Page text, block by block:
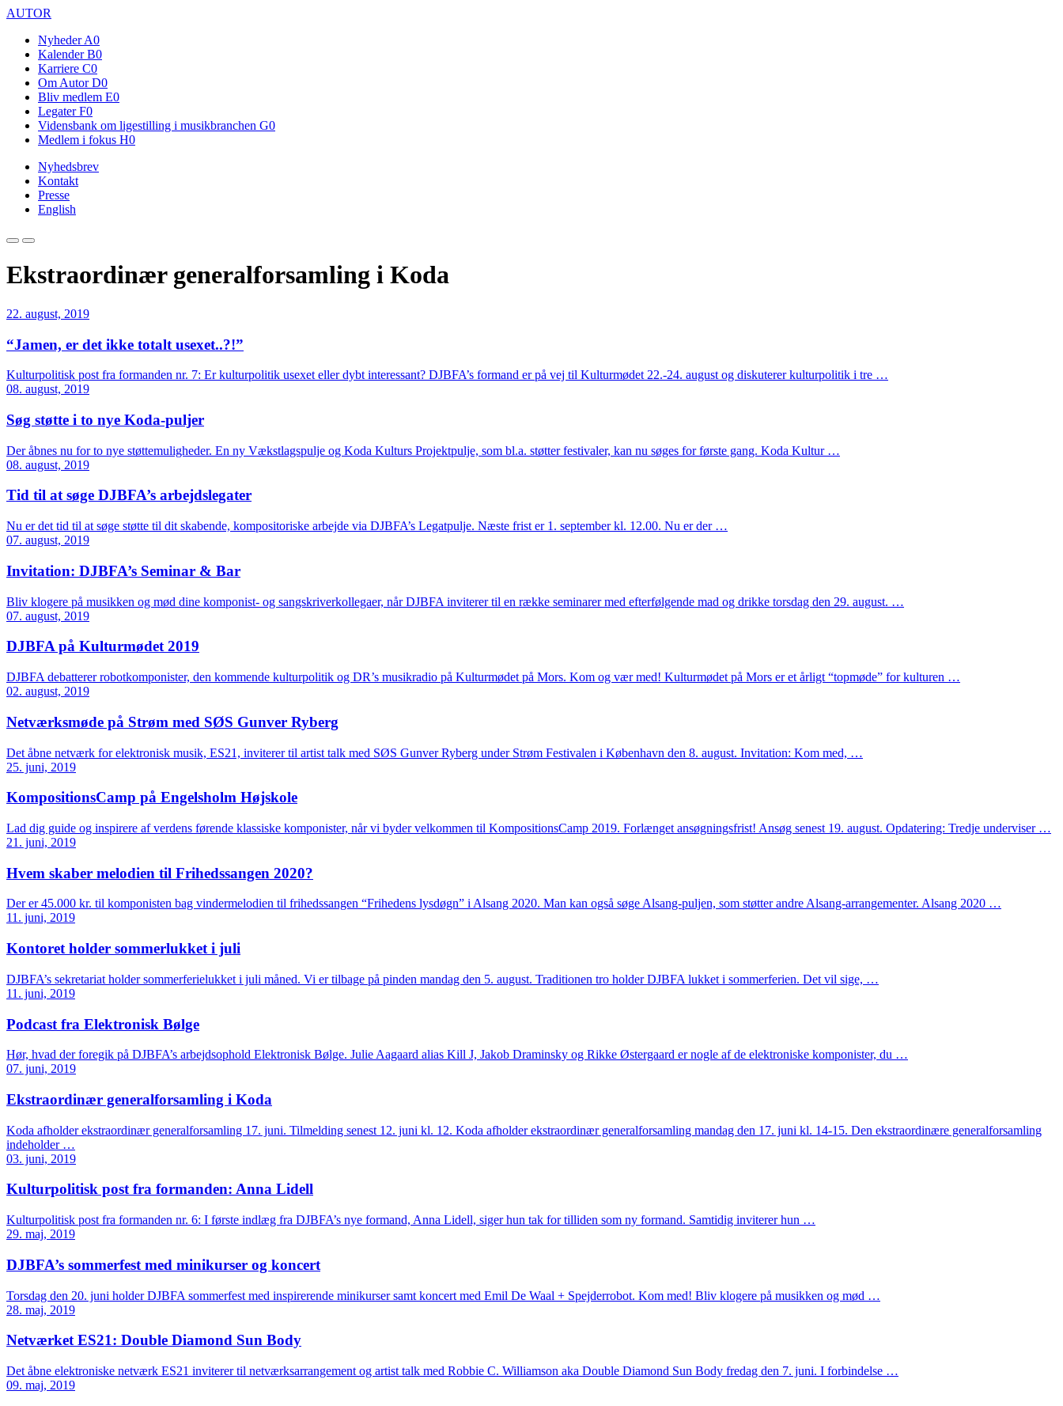
AUTOR
Nyheder A0
Kalender B0
Karriere C0
Om Autor D0
Bliv medlem E0
Legater F0
Vidensbank om ligestilling i musikbranchen G0
Medlem i fokus H0
Nyhedsbrev
Kontakt
Presse
English
Ekstraordinær generalforsamling i Koda
22. august, 2019
“Jamen, er det ikke totalt usexet..?!”
Kulturpolitisk post fra formanden nr. 7: Er kulturpolitik usexet eller dybt interessant? DJBFA’s formand er på vej til Kulturmødet 22.-24. august og diskuterer kulturpolitik i tre …
08. august, 2019
Søg støtte i to nye Koda-puljer
Der åbnes nu for to nye støttemuligheder. En ny Vækstlagspulje og Koda Kulturs Projektpulje, som bl.a. støtter festivaler, kan nu søges for første gang. Koda Kultur …
08. august, 2019
Tid til at søge DJBFA’s arbejdslegater
Nu er det tid til at søge støtte til dit skabende, kompositoriske arbejde via DJBFA’s Legatpulje. Næste frist er 1. september kl. 12.00. Nu er der …
07. august, 2019
Invitation: DJBFA’s Seminar & Bar
Bliv klogere på musikken og mød dine komponist- og sangskriverkollegaer, når DJBFA inviterer til en række seminarer med efterfølgende mad og drikke torsdag den 29. august. …
07. august, 2019
DJBFA på Kulturmødet 2019
DJBFA debatterer robotkomponister, den kommende kulturpolitik og DR’s musikradio på Kulturmødet på Mors. Kom og vær med! Kulturmødet på Mors er et årligt “topmøde” for kulturen …
02. august, 2019
Netværksmøde på Strøm med SØS Gunver Ryberg
Det åbne netværk for elektronisk musik, ES21, inviterer til artist talk med SØS Gunver Ryberg under Strøm Festivalen i København den 8. august. Invitation: Kom med, …
25. juni, 2019
KompositionsCamp på Engelsholm Højskole
Lad dig guide og inspirere af verdens førende klassiske komponister, når vi byder velkommen til KompositionsCamp 2019. Forlænget ansøgningsfrist! Ansøg senest 19. august. Opdatering: Tredje underviser …
21. juni, 2019
Hvem skaber melodien til Frihedssangen 2020?
Der er 45.000 kr. til komponisten bag vindermelodien til frihedssangen “Frihedens lysdøgn” i Alsang 2020. Man kan også søge Alsang-puljen, som støtter andre Alsang-arrangementer. Alsang 2020 …
11. juni, 2019
Kontoret holder sommerlukket i juli
DJBFA’s sekretariat holder sommerferielukket i juli måned. Vi er tilbage på pinden mandag den 5. august. Traditionen tro holder DJBFA lukket i sommerferien. Det vil sige, …
11. juni, 2019
Podcast fra Elektronisk Bølge
Hør, hvad der foregik på DJBFA’s arbejdsophold Elektronisk Bølge. Julie Aagaard alias Kill J, Jakob Draminsky og Rikke Østergaard er nogle af de elektroniske komponister, du …
07. juni, 2019
Ekstraordinær generalforsamling i Koda
Koda afholder ekstraordinær generalforsamling 17. juni. Tilmelding senest 12. juni kl. 12. Koda afholder ekstraordinær generalforsamling mandag den 17. juni kl. 14-15. Den ekstraordinære generalforsamling
indeholder …
03. juni, 2019
Kulturpolitisk post fra formanden: Anna Lidell
Kulturpolitisk post fra formanden nr. 6: I første indlæg fra DJBFA’s nye formand, Anna Lidell, siger hun tak for tilliden som ny formand. Samtidig inviterer hun …
29. maj, 2019
DJBFA’s sommerfest med minikurser og koncert
Torsdag den 20. juni holder DJBFA sommerfest med inspirerende minikurser samt koncert med Emil De Waal + Spejderrobot. Kom med! Bliv klogere på musikken og mød …
28. maj, 2019
Netværket ES21: Double Diamond Sun Body
Det åbne elektroniske netværk ES21 inviterer til netværksarrangement og artist talk med Robbie C. Williamson aka Double Diamond Sun Body fredag den 7. juni. I forbindelse …
09. maj, 2019